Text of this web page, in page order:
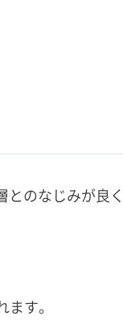
のなじみが良
す。